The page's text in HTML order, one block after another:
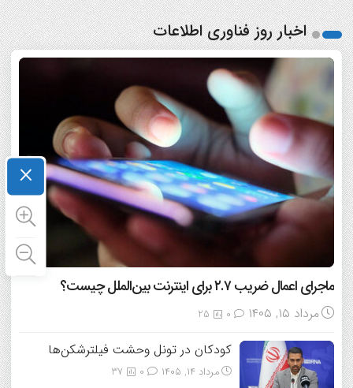
اخبار روز فناوری اطلاعات
ماجرای اعمال ضریب ۲.۷ برای اینترنت بین‌الملل چیست؟
مرداد ۱۵, ۱۴۰۵ 25
کودکان در تونل وحشت فیلترشکن‌ها
مرداد ۱۴, ۱۴۰۵ 37
×